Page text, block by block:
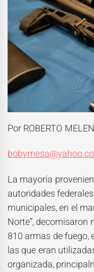
Por ROBERTO
La mayoría
autoridades
municipales, en el
Norte”, decomisaron
810 armas de fuego,
las que eran
organizada,